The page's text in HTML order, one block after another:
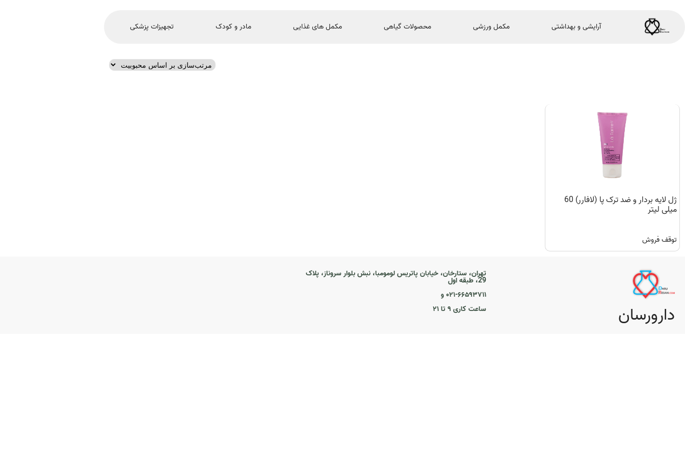
آرایشی و بهداشتی مکمل ورزشی محصولات گیاهی مکمل های غذایی مادر و کودک تجهیزات پزشکی
ژل لایه بردار و ضد ترک پا (لافارر) 60
میلی لیتر
توقف فروش
دارورسان
تهران، ستارخان، خیابان پاتریس لومومبا، نبش بلوار سروناز، پلاک
29، طبقه اول
۰۲۱-۶۶۵۹۳۷۱۱ و
ساعت کاری ۹ تا ۲۱